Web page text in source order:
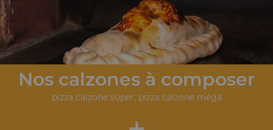
Nos calzones à composer
pizza calzone super, pizza calzone méga